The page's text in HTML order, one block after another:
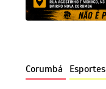
Corumbá Esportes